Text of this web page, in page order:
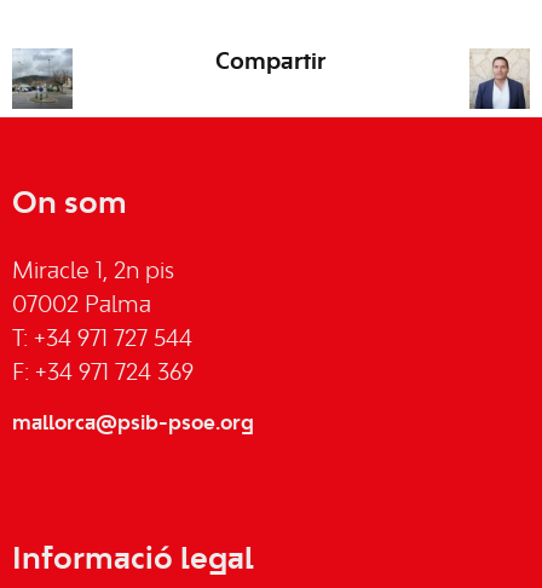
Compartir
On som
Miracle 1, 2n pis
07002 Palma
T: +34 971 727 544
F: +34 971 724 369
mallorca@psib-psoe.org
Informació legal